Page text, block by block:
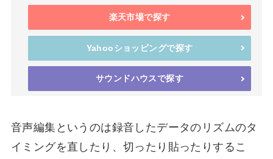
楽天市場で探す
Yahooショッピングで探す
サウンドハウスで探す
音声編集というのは録音したデータのリズムのタ
イミングを直したり、切ったり貼ったりするこ